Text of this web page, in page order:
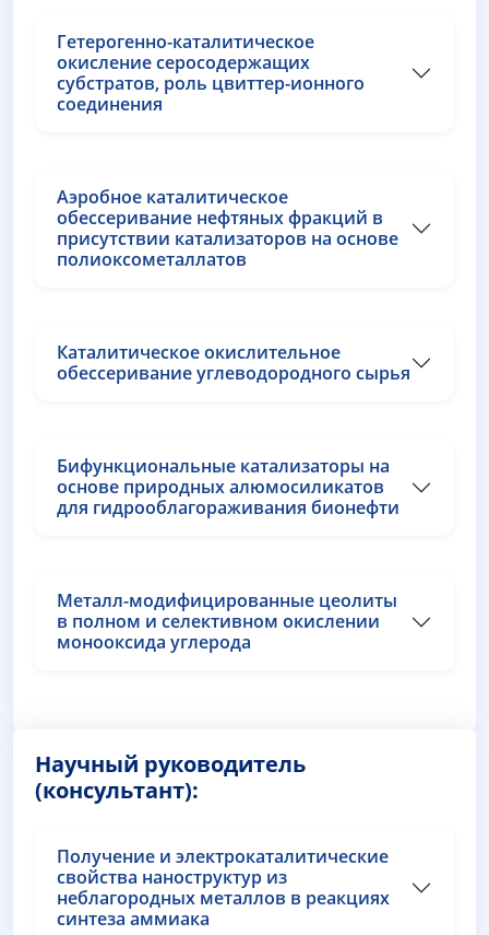
Гетерогенно-каталитическое
окисление серосодержащих
субстратов, роль цвиттер-ионного
соединения
Аэробное каталитическое
обессеривание нефтяных фракций в
присутствии катализаторов на основе
полиоксометаллатов
Каталитическое окислительное
обессеривание углеводородного сырья
Бифункциональные катализаторы на
основе природных алюмосиликатов
для гидрооблагораживания бионефти
Металл-модифицированные цеолиты
в полном и селективном окислении
монооксида углерода
Научный руководитель
(консультант):
Получение и электрокаталитические
свойства наноструктур из
неблагородных металлов в реакциях
синтеза аммиака